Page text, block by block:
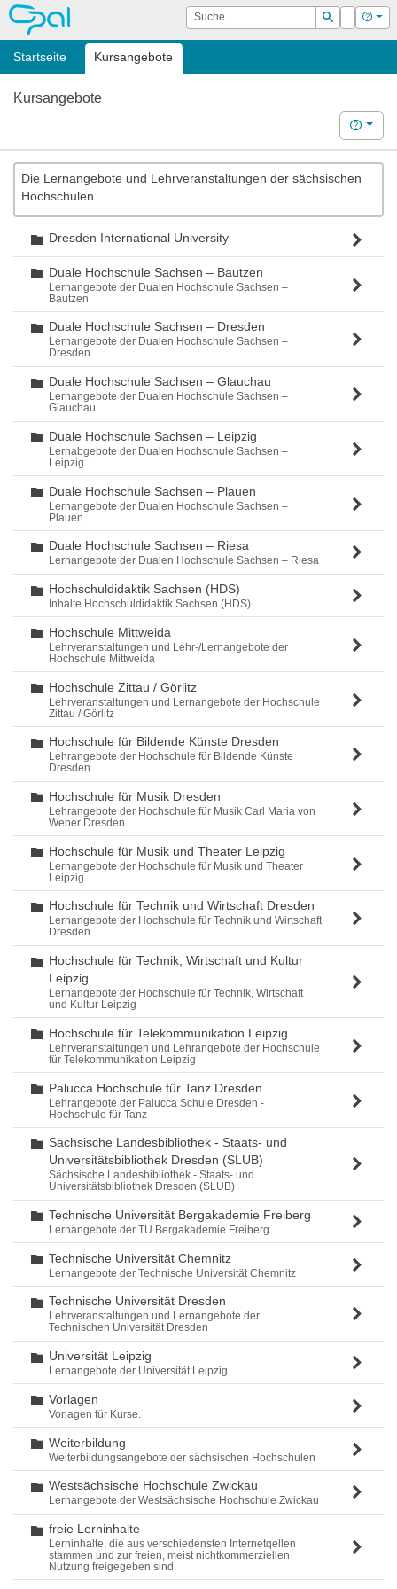
OPAL Suche
Suchen
Login Hilfe
Startseite Kursangebote
Kursangebote
Hilfe
Die Lernangebote und Lehrveranstaltungen der sächsischen
Hochschulen.
Ordner
Dresden International University
Ordner
Duale Hochschule Sachsen – Bautzen
Lernangebote der Dualen Hochschule Sachsen –
Bautzen
Ordner
Duale Hochschule Sachsen – Dresden
Lernangebote der Dualen Hochschule Sachsen –
Dresden
Ordner
Duale Hochschule Sachsen – Glauchau
Lernangebote der Dualen Hochschule Sachsen –
Glauchau
Ordner
Duale Hochschule Sachsen – Leipzig
Lernabgebote der Dualen Hochschule Sachsen –
Leipzig
Ordner
Duale Hochschule Sachsen – Plauen
Lernangebote der Dualen Hochschule Sachsen –
Plauen
Ordner
Duale Hochschule Sachsen – Riesa
Lernangebote der Dualen Hochschule Sachsen – Riesa
Ordner
Hochschuldidaktik Sachsen (HDS)
Inhalte Hochschuldidaktik Sachsen (HDS)
Ordner
Hochschule Mittweida
Lehrveranstaltungen und Lehr-/Lernangebote der
Hochschule Mittweida
Ordner
Hochschule Zittau / Görlitz
Lehrveranstaltungen und Lernangebote der Hochschule
Zittau / Görlitz
Ordner
Hochschule für Bildende Künste Dresden
Lehrangebote der Hochschule für Bildende Künste
Dresden
Ordner
Hochschule für Musik Dresden
Lehrangebote der Hochschule für Musik Carl Maria von
Weber Dresden
Ordner
Hochschule für Musik und Theater Leipzig
Lernangebote der Hochschule für Musik und Theater
Leipzig
Ordner
Hochschule für Technik und Wirtschaft Dresden
Lernangebote der Hochschule für Technik und Wirtschaft
Dresden
Ordner
Hochschule für Technik, Wirtschaft und Kultur
Leipzig
Lernangebote der Hochschule für Technik, Wirtschaft
und Kultur Leipzig
Ordner
Hochschule für Telekommunikation Leipzig
Lehrveranstaltungen und Lehrangebote der Hochschule
für Telekommunikation Leipzig
Ordner
Palucca Hochschule für Tanz Dresden
Lehrangebote der Palucca Schule Dresden -
Hochschule für Tanz
Ordner
Sächsische Landesbibliothek - Staats- und
Universitätsbibliothek Dresden (SLUB)
Sächsische Landesbibliothek - Staats- und
Universitätsbibliothek Dresden (SLUB)
Ordner
Technische Universität Bergakademie Freiberg
Lernangebote der TU Bergakademie Freiberg
Ordner
Technische Universität Chemnitz
Lernangebote der Technische Universität Chemnitz
Ordner
Technische Universität Dresden
Lehrveranstaltungen und Lernangebote der
Technischen Universität Dresden
Ordner
Universität Leipzig
Lernangebote der Universität Leipzig
Ordner
Vorlagen
Vorlagen für Kurse.
Ordner
Weiterbildung
Weiterbildungsangebote der sächsischen Hochschulen
Ordner
Westsächsische Hochschule Zwickau
Lernangebote der Westsächsische Hochschule Zwickau
Ordner
freie Lerninhalte
Lerninhalte, die aus verschiedensten Internetqellen
stammen und zur freien, meist nichtkommerziellen
Nutzung freigegeben sind.